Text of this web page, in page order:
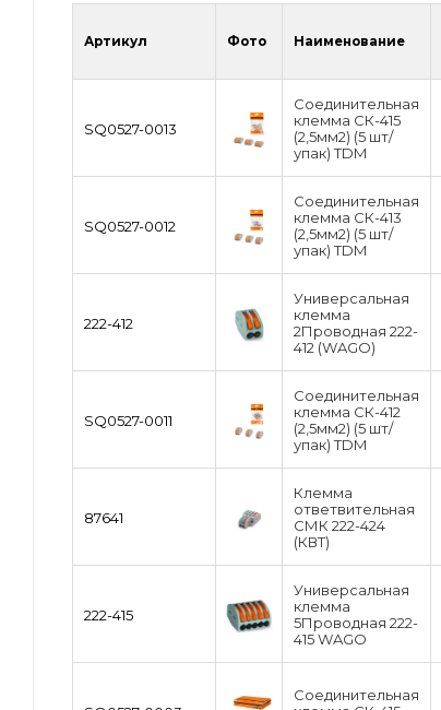
Артикул Фото Наименование
SQ0527-0013
Соединительная
клемма СК-415
(2,5мм2) (5 шт/
упак) TDM
SQ0527-0012
Соединительная
клемма СК-413
(2,5мм2) (5 шт/
упак) TDM
222-412
Универсальная
клемма
2Проводная 222-
412 (WAGO)
SQ0527-0011
Соединительная
клемма СК-412
(2,5мм2) (5 шт/
упак) TDM
87641
Клемма
ответвительная
СМК 222-424
(КВТ)
222-415
Универсальная
клемма
5Проводная 222-
415 WAGO
Соединительная